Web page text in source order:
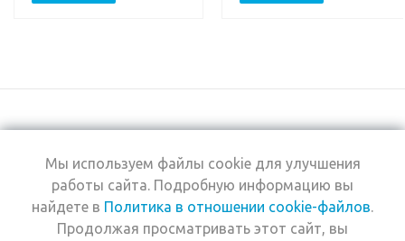
+7 (495) 969-0950
2026 © Интернет-
магазин Estel
Компания
Информация
Мы используем файлы cookie для улучшения
работы сайта. Подробную информацию вы
найдете в Политика в отношении cookie-файлов.
Продолжая просматривать этот сайт, вы